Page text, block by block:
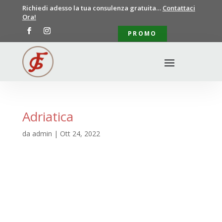
Richiedi adesso la tua consulenza gratuita… Contattaci
Ora!
PROMO
Adriatica
da admin | Ott 24, 2022